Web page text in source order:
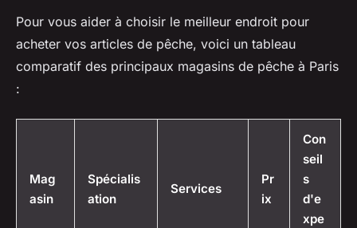
Pour vous aider à choisir le meilleur endroit pour
acheter vos articles de pêche, voici un tableau
comparatif des principaux magasins de pêche à Paris
:
Mag
asin
Spécialis
ation
Services
Pr
ix
Con
seil
s
d'e
xpe